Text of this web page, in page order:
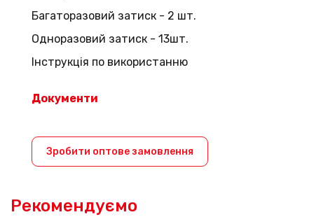
Багаторазовий затиск - 2 шт.
Одноразовий затиск - 13шт.
Інструкція по використанню
Документи
Зробити оптове замовлення
Рекомендуємо